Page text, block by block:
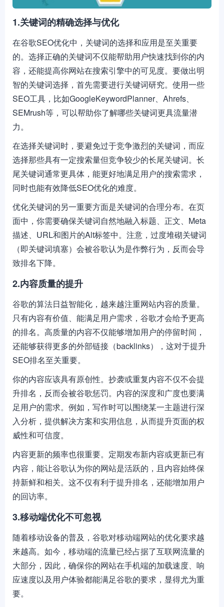
1.关键词的精确选择与优化
在谷歌SEO优化中，关键词的选择和应用是至关重要
的。选择正确的关键词不仅能帮助用户快速找到你的内
容，还能提高你网站在搜索引擎中的可见度。要做出明
智的关键词选择，首先需要进行关键词研究。使用一些
SEO工具，比如GoogleKeywordPlanner、Ahrefs、
SEMrush等，可以帮助你了解哪些关键词更具流量潜
力。
在选择关键词时，要避免过于竞争激烈的关键词，而应
选择那些具有一定搜索量但竞争较少的长尾关键词。长
尾关键词通常更具体，能更好地满足用户的搜索需求，
同时也能有效降低SEO优化的难度。
优化关键词的另一重要方面是关键词的合理分布。在页
面中，你需要确保关键词自然地融入标题、正文、Meta
描述、URL和图片的Alt标签中。注意，过度堆砌关键词
（即关键词填塞）会被谷歌认为是作弊行为，反而会导
致排名下降。
2.内容质量的提升
谷歌的算法日益智能化，越来越注重网站内容的质量。
只有内容有价值、能满足用户需求，谷歌才会给予更高
的排名。高质量的内容不仅能够增加用户的停留时间，
还能够获得更多的外部链接（backlinks），这对于提升
SEO排名至关重要。
你的内容应该具有原创性。抄袭或重复内容不仅不会提
升排名，反而会被谷歌惩罚。内容的深度和广度也要满
足用户的需求。例如，写作时可以围绕某一主题进行深
入分析，提供解决方案和实用信息，从而提升页面的权
威性和可信度。
内容更新的频率也很重要。定期发布新内容或更新已有
内容，能让谷歌认为你的网站是活跃的，且内容始终保
持新鲜和相关。这不仅有利于提升排名，还能增加用户
的回访率。
3.移动端优化不可忽视
随着移动设备的普及，谷歌对移动端网站的优化要求越
来越高。如今，移动端的流量已经占据了互联网流量的
大部分，因此，确保你的网站在手机端的加载速度、响
应速度以及用户体验都能满足谷歌的要求，显得尤为重
要。